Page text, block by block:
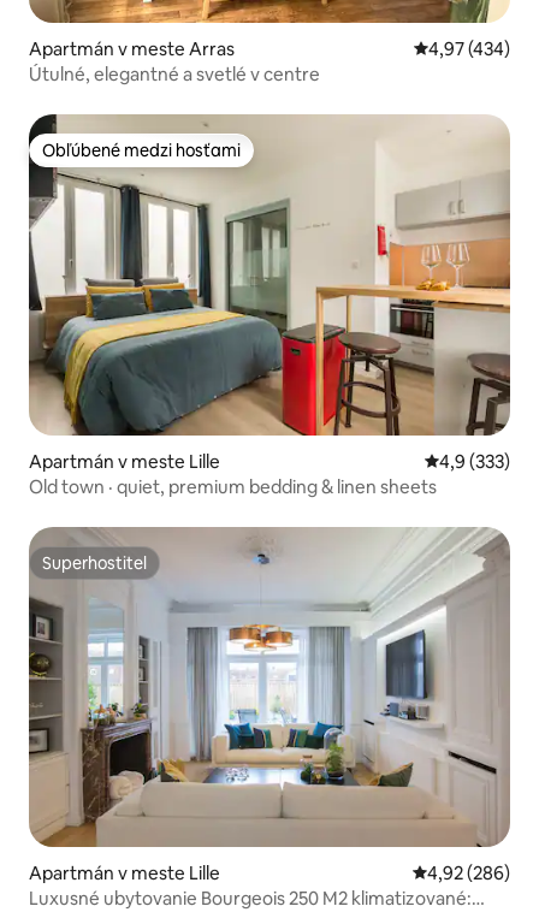
Apartmán v meste Arras Priemerné
4,97 (434)
Útulné, elegantné a svetlé v centre
Obľúbené medzi hosťami
Obľúbené medzi hosťami
Apartmán v meste Lille Priemerné
4,9 (333)
Old town · quiet, premium bedding & linen sheets
Superhostiteľ
Superhostiteľ
Apartmán v meste Lille Priemerné
4,92 (286)
Luxusné ubytovanie Bourgeois 250 M2 klimatizované: